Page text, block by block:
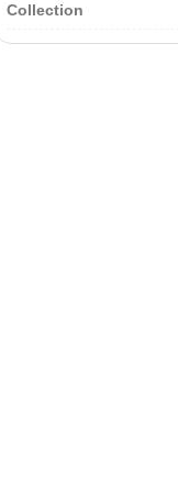
Collection